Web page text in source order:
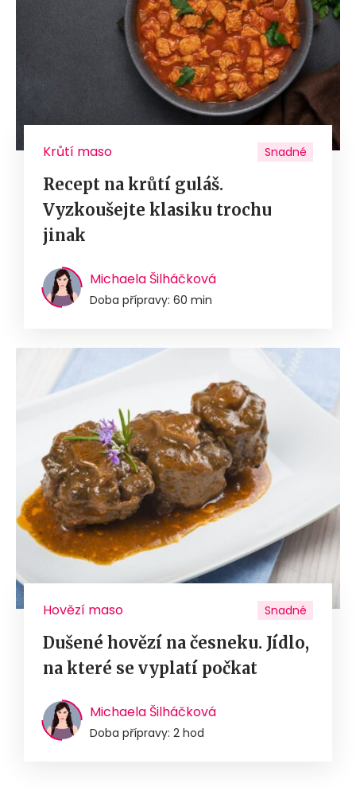
Krůtí maso Snadné
Recept na krůtí guláš.
Vyzkoušejte klasiku trochu
jinak
Michaela Šilháčková
Doba přípravy: 60 min
Hovězí maso Snadné
Dušené hovězí na česneku. Jídlo,
na které se vyplatí počkat
Michaela Šilháčková
Doba přípravy: 2 hod